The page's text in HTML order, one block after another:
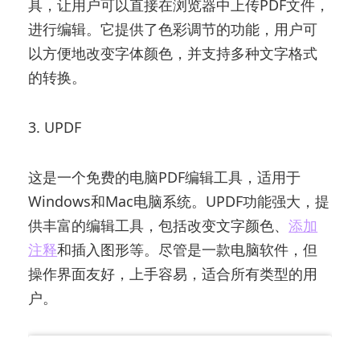
具，让用户可以直接在浏览器中上传PDF文件，
进行编辑。它提供了色彩调节的功能，用户可
以方便地改变字体颜色，并支持多种文字格式
的转换。
3. UPDF
这是一个免费的电脑PDF编辑工具，适用于
Windows和Mac电脑系统。UPDF功能强大，提
供丰富的编辑工具，包括改变文字颜色、添加
注释和插入图形等。尽管是一款电脑软件，但
操作界面友好，上手容易，适合所有类型的用
户。